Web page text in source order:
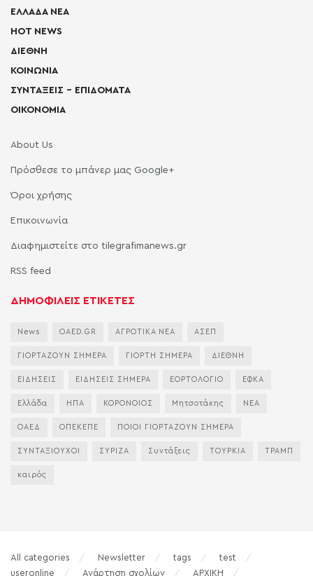
ΕΛΛΑΔΑ ΝΕΑ
HOT NEWS
ΔΙΕΘΝΗ
ΚΟΙΝΩΝΙΑ
ΣΥΝΤΑΞΕΙΣ – ΕΠΙΔΟΜΑΤΑ
ΟΙΚΟΝΟΜΙΑ
About Us
Πρόσθεσε το μπάνερ μας Google+
Όροι χρήσης
Επικοινωνία
Διαφημιστείτε στο tilegrafimanews.gr
RSS feed
ΔΗΜΟΦΙΛΕΙΣ ΕΤΙΚΕΤΕΣ
News OAED.GR ΑΓΡΟΤΙΚΑ ΝΕΑ ΑΣΕΠ
ΓΙΟΡΤΑΖΟΥΝ ΣΗΜΕΡΑ ΓΙΟΡΤΗ ΣΗΜΕΡΑ ΔΙΕΘΝΗ
ΕΙΔΗΣΕΙΣ ΕΙΔΗΣΕΙΣ ΣΗΜΕΡΑ ΕΟΡΤΟΛΟΓΙΟ ΕΦΚΑ
Ελλάδα ΗΠΑ ΚΟΡΟΝΟΙΟΣ Μητσοτάκης ΝΕΑ
ΟΑΕΔ ΟΠΕΚΕΠΕ ΠΟΙΟΙ ΓΙΟΡΤΑΖΟΥΝ ΣΗΜΕΡΑ
ΣΥΝΤΑΞΙΟΥΧΟΙ ΣΥΡΙΖΑ Συντάξεις ΤΟΥΡΚΙΑ ΤΡΑΜΠ
καιρός
All categories Newsletter tags
test
useronline
Ανάρτηση σχολίων ΑΡΧΙΚΗ